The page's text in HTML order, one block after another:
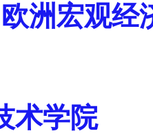
洲宏观经
术学院